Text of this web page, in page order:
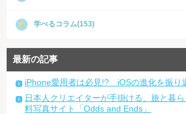
学べるコラム(153)
最新の記事
iPhone愛用者は必見!? iOSの進化を振り
日本人クリエイターが手掛ける、旅と暮
料写真サイト「Odds and Ends」